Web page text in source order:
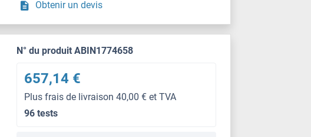
Obtenir un devis
N° du produit ABIN1774658
657,14 €
Plus frais de livraison 40,00 € et TVA
96 tests